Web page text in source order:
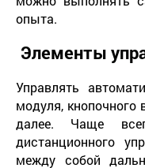
опыта.
Элементы
Управлять
модуля, кнопочного
далее. Чаще
дистанционного
между собой